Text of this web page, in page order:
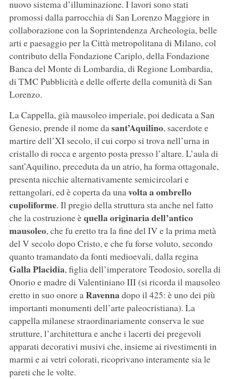
nuovo sistema d’illuminazione. I lavori sono stati
promossi dalla parrocchia di San Lorenzo Maggiore in
collaborazione con la Soprintendenza Archeologia, belle
arti e paesaggio per la Città metropolitana di Milano, col
contributo della Fondazione Cariplo, della Fondazione
Banca del Monte di Lombardia, di Regione Lombardia,
di TMC Pubblicità e delle offerte della comunità di San
Lorenzo.
La Cappella, già mausoleo imperiale, poi dedicata a San
Genesio, prende il nome dasant’Aquilino, sacerdote e
martire dell’XI secolo, il cui corpo si trova nell’urna in
cristallo di rocca e argento posta presso l’altare. L’aula di
sant’Aquilino, preceduta da un atrio, ha forma ottagonale,
presenta nicchie alternativamente semicircolari e
rettangolari, ed è coperta da unavolta a ombrello
cupoliforme. Il pregio della struttura sta anche nel fatto
che la costruzione èquella originaria dell’antico
mausoleo, che fu eretto tra la fine del IV e la prima metà
del V secolo dopo Cristo, e che fu forse voluto, secondo
quanto tramandato da fonti medioevali, dalla regina
Galla Placidia, figlia dell’imperatore Teodosio, sorella di
Onorio e madre di Valentiniano III (si ricorda il mausoleo
eretto in suo onore aRavennadopo il 425: è uno dei più
importanti monumenti dell’arte paleocristiana). La
cappella milanese straordinariamente conserva le sue
strutture, l’architettura e anche i lacerti dei pregevoli
apparati decorativi musivi che, insieme ai rivestimenti in
marmi e ai vetri colorati, ricoprivano interamente sia le
pareti che le volte.